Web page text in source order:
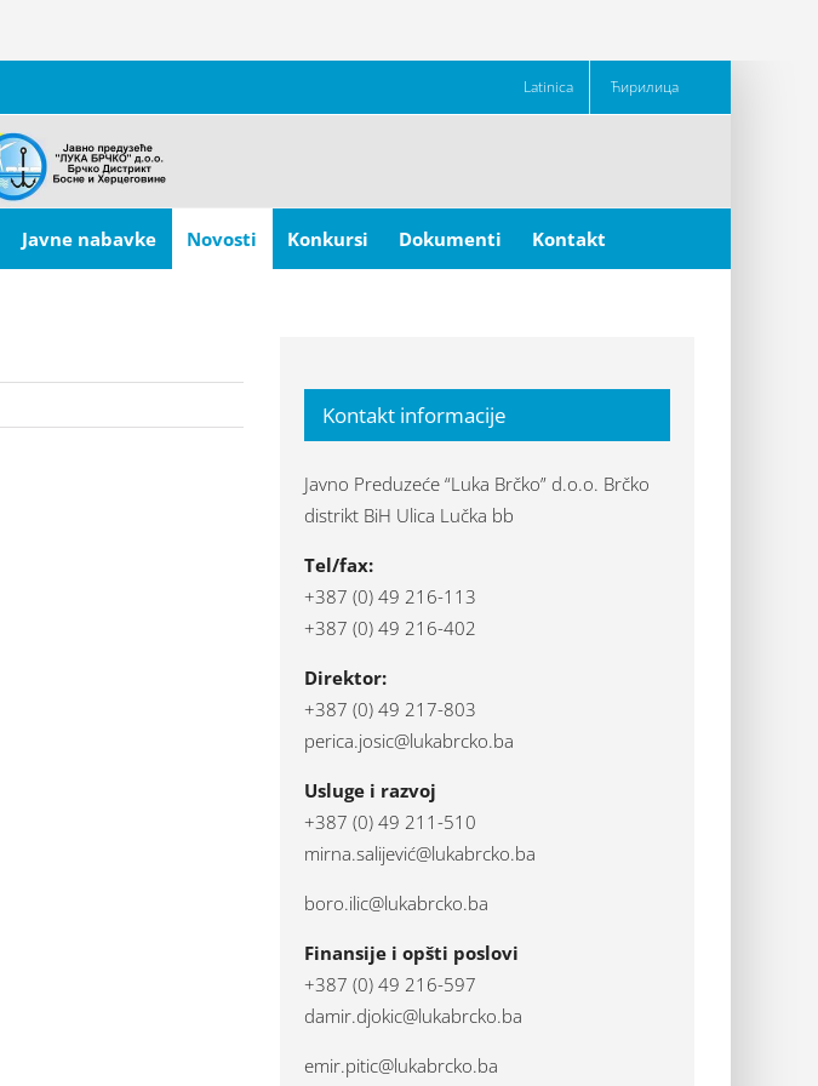
Latinica Ћирилица
Javne nabavke Novosti Konkursi Dokumenti Kontakt
Kontakt informacije
Javno Preduzeće “Luka Brčko” d.o.o. Brčko
distrikt BiH Ulica Lučka bb
Tel/fax:
+387 (0) 49 216-113
+387 (0) 49 216-402
Direktor:
+387 (0) 49 217-803
perica.josic@lukabrcko.ba
Usluge i razvoj
+387 (0) 49 211-510
mirna.salijević@lukabrcko.ba
boro.ilic@lukabrcko.ba
Finansije i opšti poslovi
+387 (0) 49 216-597
damir.djokic@lukabrcko.ba
emir.pitic@lukabrcko.ba